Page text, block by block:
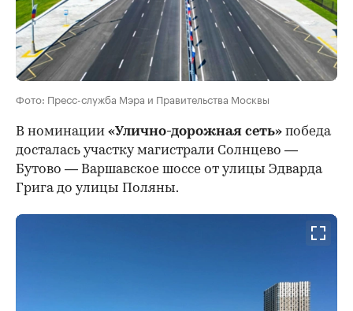
Фото: Пресс-служба Мэра и Правительства Москвы
В номинации «Улично-дорожная сеть» победа
досталась участку магистрали Солнцево —
Бутово — Варшавское шоссе от улицы Эдварда
Грига до улицы Поляны.